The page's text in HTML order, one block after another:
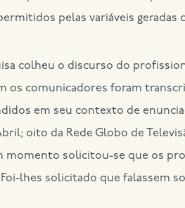
pelas variáveis geradas
colheu o discurso do
os comunicadores foram
em seu contexto de
oito da Rede Globo de
momento solicitou-se que os
lhes solicitado que falassem